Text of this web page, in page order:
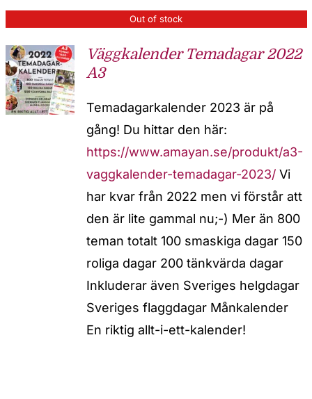
Out of stock
Väggkalender Temadagar 2022
A3
Temadagarkalender 2023 är på
gång! Du hittar den här:
https://www.amayan.se/produkt/a3-
vaggkalender-temadagar-2023/ Vi
har kvar från 2022 men vi förstår att
den är lite gammal nu;-) Mer än 800
teman totalt 100 smaskiga dagar 150
roliga dagar 200 tänkvärda dagar
Inkluderar även Sveriges helgdagar
Sveriges flaggdagar Månkalender
En riktig allt-i-ett-kalender!